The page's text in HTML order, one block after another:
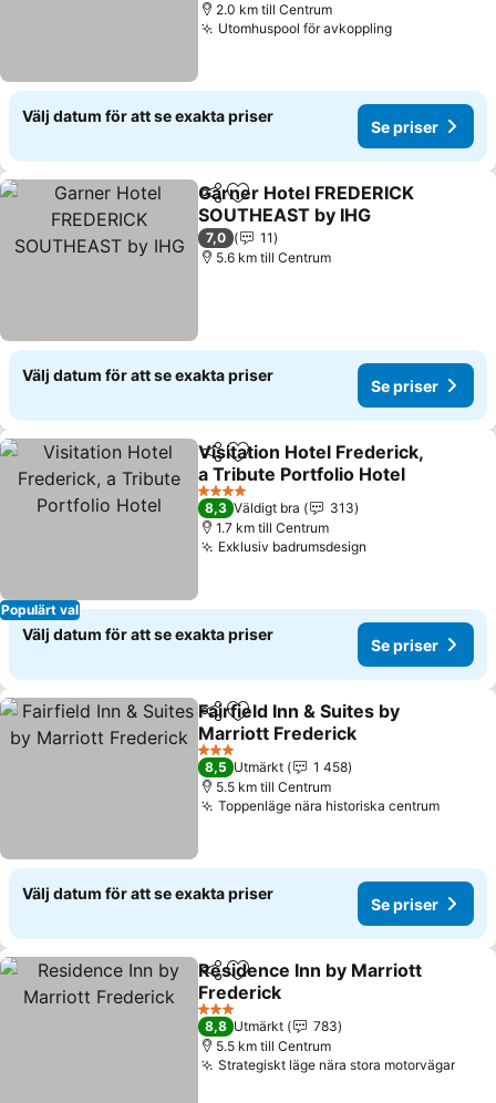
2.0 km till Centrum
Utomhuspool för avkopplingSe priser
Välj datum för att se exakta priser
Se priser
Dela Lägg till i Mina Favoriter
Garner Hotel FREDERICK
SOUTHEAST by IHG
Se priser
7,0
11
5.6 km till Centrum
Välj datum för att se exakta priser
Se priser
Populärt val
Dela Lägg till i Mina Favoriter
Visitation Hotel Frederick,
a Tribute Portfolio Hotel
Se priser
4 Stjärnor
8,3 Väldigt bra
313
1.7 km till Centrum
Exklusiv badrumsdesign
Välj datum för att se exakta priser
Se priser
Dela Lägg till i Mina Favoriter
Fairfield Inn & Suites by
Marriott Frederick
Se priser
3 Stjärnor
8,5 Utmärkt
1 458
5.5 km till Centrum
Toppenläge nära historiska centrumSe
Välj datum för att se exakta priser
Se priser
Dela Lägg till i Mina Favoriter
Residence Inn by Marriott
Frederick
Se priser
3 Stjärnor
8,8 Utmärkt
783
5.5 km till Centrum
Strategiskt läge nära stora motorvägarSe